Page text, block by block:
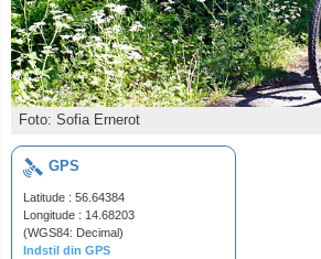
Foto: Sofia Ernerot
GPS
Latitude : 56.64384
Longitude : 14.68203
(WGS84: Decimal)
Indstil din GPS